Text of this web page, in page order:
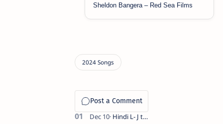
Sheldon Bangera – Red Sea Films